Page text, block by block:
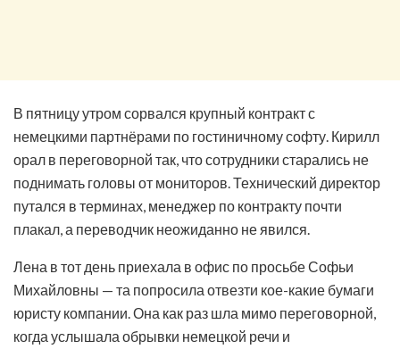
В пятницу утром сорвался крупный контракт с
немецкими партнёрами по гостиничному софту. Кирилл
орал в переговорной так, что сотрудники старались не
поднимать головы от мониторов. Технический директор
путался в терминах, менеджер по контракту почти
плакал, а переводчик неожиданно не явился.
Лена в тот день приехала в офис по просьбе Софьи
Михайловны — та попросила отвезти кое-какие бумаги
юристу компании. Она как раз шла мимо переговорной,
когда услышала обрывки немецкой речи и